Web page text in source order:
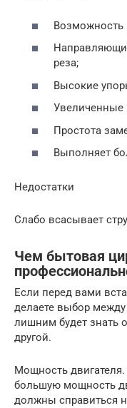
Возможность
реза;
Высокие
Увеличенные
Простота
Выполняет
Недостатки
Слабо всасывает
Чем бытовая
Если перед вами
делаете выбор
лишним будет знать
другой.
Мощность
большую мощность
должны справиться